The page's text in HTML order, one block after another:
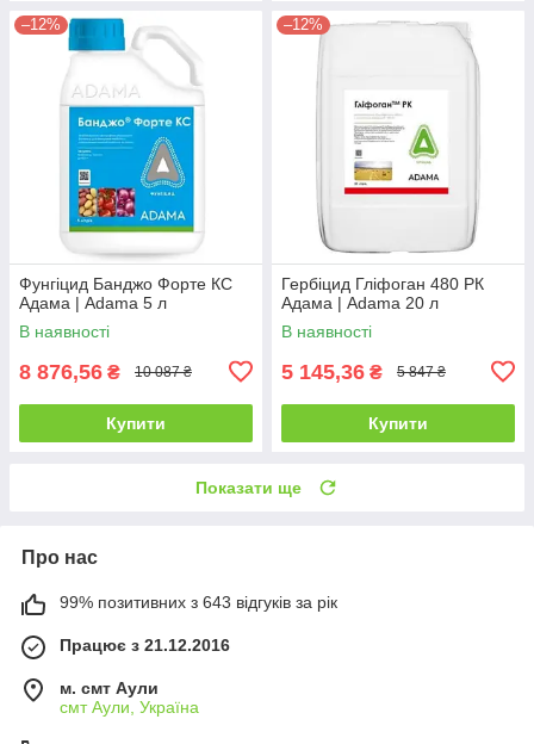
–12%
Фунгіцид Банджо Форте КС
Адама | Adama 5 л
В наявності
8 876,56 ₴ 10 087 ₴
Купити
–12%
Гербіцид Гліфоган 480 РК
Адама | Adama 20 л
В наявності
5 145,36 ₴ 5 847 ₴
Купити
Показати ще
Про нас
99% позитивних з 643 відгуків за рік
Працює з 21.12.2016
м. смт Аули
смт Аули, Україна